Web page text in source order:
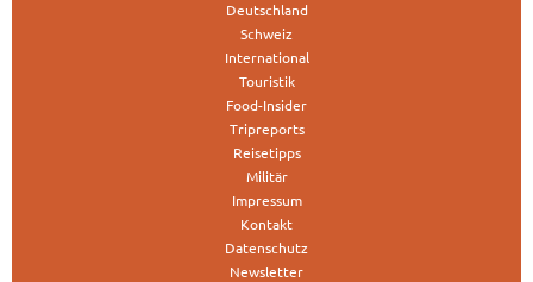
Deutschland
Schweiz
International
Touristik
Food-Insider
Tripreports
Reisetipps
Militär
Impressum
Kontakt
Datenschutz
Newsletter